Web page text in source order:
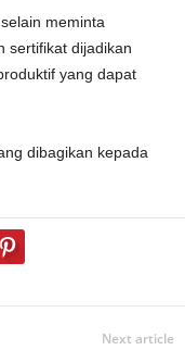
meminta
sertifikat dijadikan
yang dapat
dibagikan kepada
Next article